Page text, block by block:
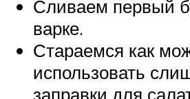
Сливаем первый
варке.
Стараемся как
использовать
заправки для